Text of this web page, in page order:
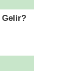
Gelir?